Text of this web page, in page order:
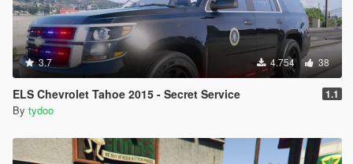
3.7 4.754 38
ELS Chevrolet Tahoe 2015 - Secret Service 1.1
By tydoo